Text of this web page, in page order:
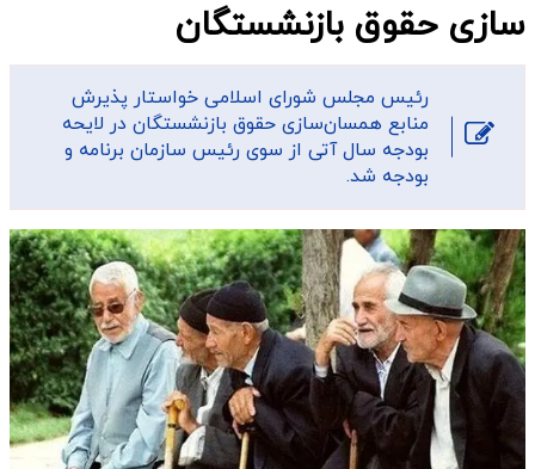
سازی حقوق بازنشستگان
رئیس مجلس شورای اسلامی خواستار پذیرش
منابع همسان‌سازی حقوق بازنشستگان در لایحه
بودجه سال آتی از سوی رئیس سازمان برنامه و
بودجه شد.